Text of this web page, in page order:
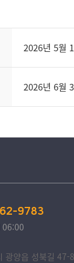
2026년 5월
2026년 6월
광양읍 성북길 47-
9783
06:00